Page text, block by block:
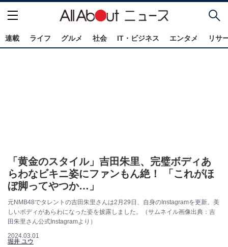
連載 ライフ グルメ 社会 IT・ビジネス エンタメ リサ
「黄金のスタイル」吉田朱里、完璧ボディあ
らわなビキニ姿にファンもん絶！ 「これがほ
ぼ脚ってやつか…」
元NMB48でタレントの吉田朱里さんは2月29日、自身のInstagramを更新。美
しいボディがあらわになった姿を披露しました。（サムネイル画像出典：吉
田朱里さん公式Instagramより）
2024.03.01
堀井 ユウ